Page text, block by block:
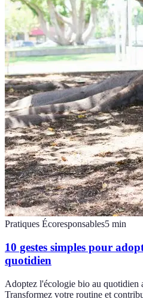
Pratiques Écoresponsables5 min
10 gestes simples pour
quotidien
Adoptez l'écologie bio au quotidien
Transformez votre routine et